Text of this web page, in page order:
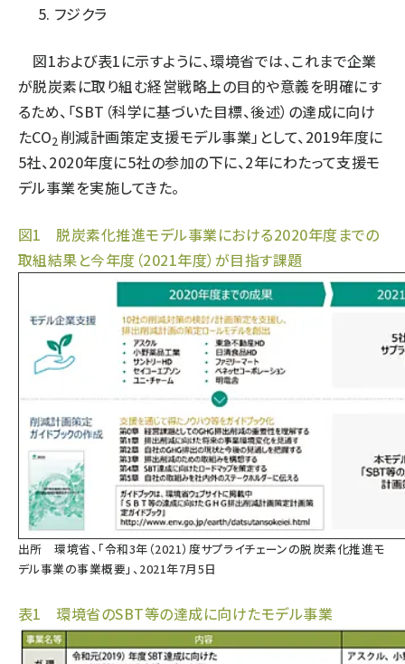
フジクラ
図1および表1に示すように、環境省では、これまで企業
が脱炭素に取り組む経営戦略上の目的や意義を明確にす
るため、「SBT（科学に基づいた目標、後述）の達成に向け
たCO2 削減計画策定支援モデル事業」として、2019年度に
5社、2020年度に5社の参加の下に、2年にわたって支援モ
デル事業を実施してきた。
図1 脱炭素化推進モデル事業における2020年度までの
取組結果と今年度（2021年度）が目指す課題
出所環境省、「令和3年（2021）度サプライチェーンの脱炭素化推進モ
デル事業の事業概要」、2021年7月5日
表1 環境省のSBT等の達成に向けたモデル事業